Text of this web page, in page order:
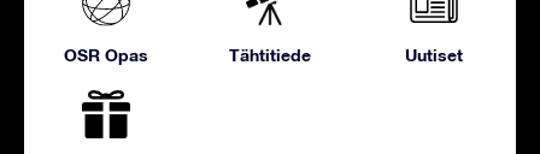
OSR Opas Tähtitiede Uutiset